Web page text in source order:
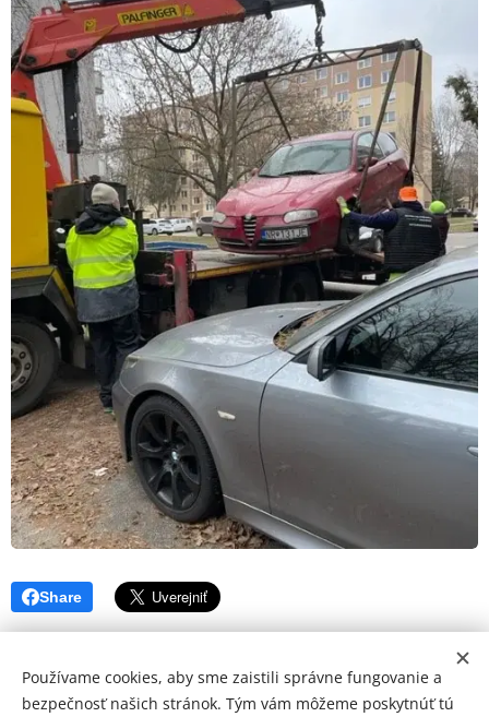
Share
Používame cookies, aby sme zaistili správne fungovanie a
bezpečnosť našich stránok. Tým vám môžeme poskytnúť tú